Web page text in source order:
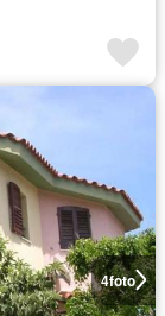
4foto